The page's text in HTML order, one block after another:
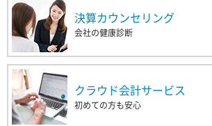
決算カウンセリング
会社の健康診断
クラウド会計サービス
初めての方も安心